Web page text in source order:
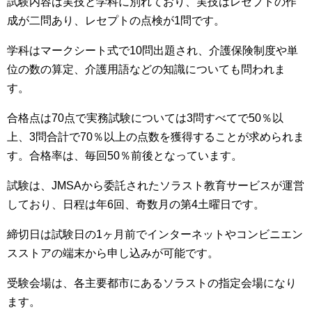
成が二問あり、レセプトの点検が1問です。
学科はマークシート式で10問出題され、介護保険制度や単
位の数の算定、介護用語などの知識についても問われま
す。
合格点は70点で実務試験については3問すべてで50％以
上、3問合計で70％以上の点数を獲得することが求められま
す。合格率は、毎回50％前後となっています。
試験は、JMSAから委託されたソラスト教育サービスが運営
しており、日程は年6回、奇数月の第4土曜日です。
締切日は試験日の1ヶ月前でインターネットやコンビニエン
スストアの端末から申し込みが可能です。
受験会場は、各主要都市にあるソラストの指定会場になり
ます。